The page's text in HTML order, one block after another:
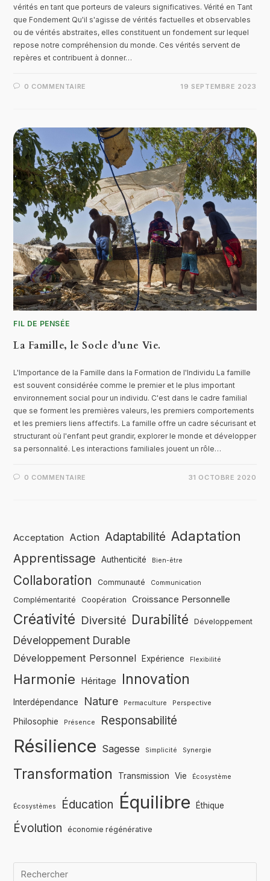
vérités en tant que porteurs de valeurs significatives. Vérité en Tant
que Fondement Qu'il s'agisse de vérités factuelles et observables
ou de vérités abstraites, elles constituent un fondement sur lequel
repose notre compréhension du monde. Ces vérités servent de
repères et contribuent à donner…
0 COMMENTAIRE 19 SEPTEMBRE 2023
FIL DE PENSÉE
La Famille, le Socle d’une Vie.
L'Importance de la Famille dans la Formation de l'Individu La famille
est souvent considérée comme le premier et le plus important
environnement social pour un individu. C'est dans le cadre familial
que se forment les premières valeurs, les premiers comportements
et les premiers liens affectifs. La famille offre un cadre sécurisant et
structurant où l'enfant peut grandir, explorer le monde et développer
sa personnalité. Les interactions familiales jouent un rôle…
0 COMMENTAIRE 31 OCTOBRE 2020
Acceptation Action Adaptabilité Adaptation
Apprentissage Authenticité Bien-être
Collaboration Communauté Communication
Complémentarité Coopération Croissance Personnelle
Créativité Diversité Durabilité Développement
Développement Durable
Développement Personnel Expérience Flexibilité
Harmonie Héritage Innovation
Interdépendance Nature Permaculture Perspective
Philosophie Présence Responsabilité
Résilience Sagesse Simplicité Synergie
Transformation Transmission Vie Écosystème
Écosystèmes Éducation Équilibre Éthique
Évolution économie régénérative